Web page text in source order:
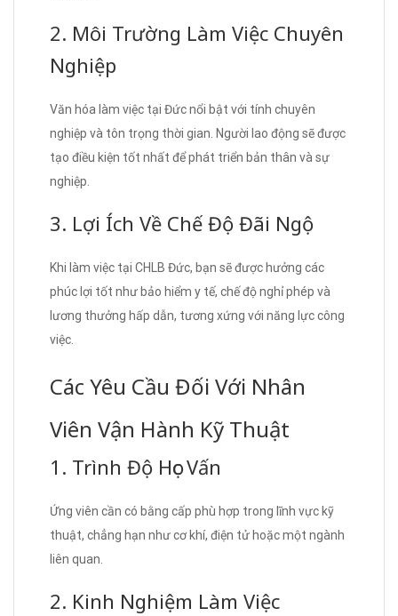
2. Môi Trường Làm Việc Chuyên
Nghiệp
Văn hóa làm việc tại Đức nổi bật với tính chuyên
nghiệp và tôn trọng thời gian. Người lao động sẽ được
tạo điều kiện tốt nhất để phát triển bản thân và sự
nghiệp.
3. Lợi Ích Về Chế Độ Đãi Ngộ
Khi làm việc tại CHLB Đức, bạn sẽ được hưởng các
phúc lợi tốt như bảo hiểm y tế, chế độ nghỉ phép và
lương thưởng hấp dẫn, tương xứng với năng lực công
việc.
Các Yêu Cầu Đối Với Nhân
Viên Vận Hành Kỹ Thuật
1. Trình Độ Học Vấn
Ứng viên cần có bằng cấp phù hợp trong lĩnh vực kỹ
thuật, chẳng hạn như cơ khí, điện tử hoặc một ngành
liên quan.
2. Kinh Nghiệm Làm Việc